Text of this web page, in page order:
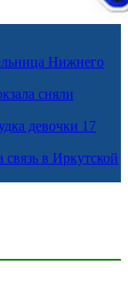
Нижнего
сняли
девочки 17
связь в Иркутской